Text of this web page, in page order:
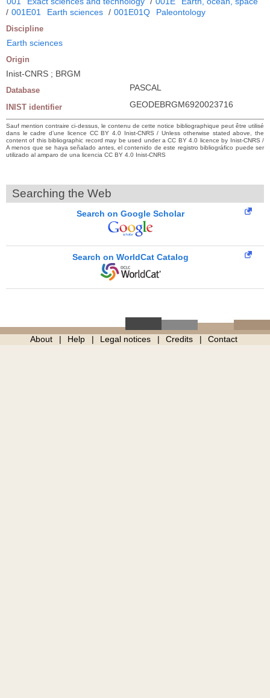
/ 001E01 Earth sciences / 001E01Q Paleontology
Discipline
Earth sciences
Origin
Inist-CNRS ; BRGM
Database PASCAL
INIST identifier GEODEBRGM6920023716
Sauf mention contraire ci-dessus, le contenu de cette notice bibliographique peut être utilisé
dans le cadre d’une licence CC BY 4.0 Inist-CNRS / Unless otherwise stated above, the
content of this bibliographic record may be used under a CC BY 4.0 licence by Inist-CNRS /
A menos que se haya señalado antes, el contenido de este registro bibliográfico puede ser
utilizado al amparo de una licencia CC BY 4.0 Inist-CNRS
Searching the Web
Search on Google Scholar
Search on WorldCat Catalog
About Help Legal notices Credits Contact